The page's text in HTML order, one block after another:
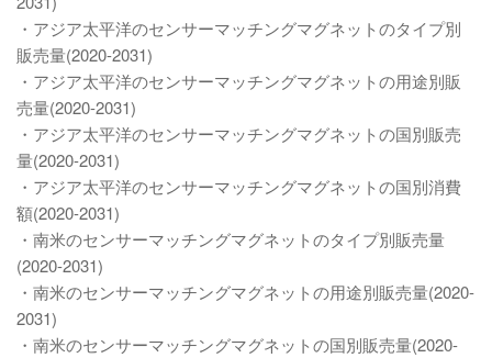
・アジア太平洋のセンサーマッチングマグネットのタイプ別
販売量(2020-2031)
・アジア太平洋のセンサーマッチングマグネットの用途別販
売量(2020-2031)
・アジア太平洋のセンサーマッチングマグネットの国別販売
量(2020-2031)
・アジア太平洋のセンサーマッチングマグネットの国別消費
額(2020-2031)
・南米のセンサーマッチングマグネットのタイプ別販売量
(2020-2031)
・南米のセンサーマッチングマグネットの用途別販売量(2020-
2031)
・南米のセンサーマッチングマグネットの国別販売量(2020-